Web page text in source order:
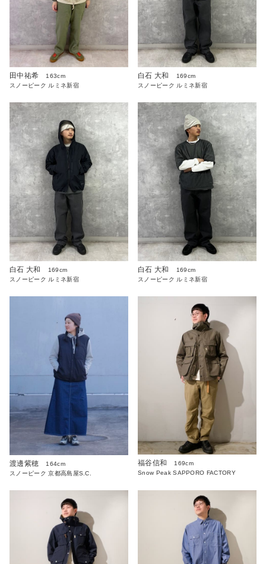
田中祐希
163cm
スノーピーク ルミネ新宿
白石 大和
169cm
スノーピーク ルミネ新宿
白石 大和
169cm
スノーピーク ルミネ新宿
白石 大和
169cm
スノーピーク ルミネ新宿
渡邊紫穂
164cm
スノーピーク 京都高島屋S.C.
福谷信和
169cm
Snow Peak SAPPORO FACTORY